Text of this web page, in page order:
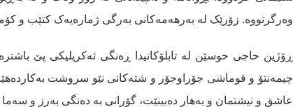
وەرگرتووە. زۆرێک لە بەرهەمەکانی بەرگی ژمارەیەک کتێب و
ڕۆژین حاجی حوسێن لە تابلۆکانیدا ڕەنگی ئەکریلیکی پێ
چیمەنتۆ و قوماشی جۆراوجۆر و شتەکانی نێو سروشت
عاشق و نیشتمان و بەهار دەبینێت، گۆرانی بە دەنگی بەرز و